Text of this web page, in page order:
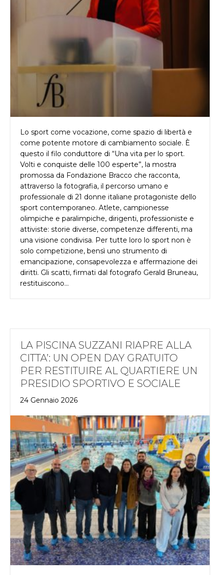
Lo sport come vocazione, come spazio di libertà e
come potente motore di cambiamento sociale. È
questo il filo conduttore di “Una vita per lo sport.
Volti e conquiste delle 100 esperte”, la mostra
promossa da Fondazione Bracco che racconta,
attraverso la fotografia, il percorso umano e
professionale di 21 donne italiane protagoniste dello
sport contemporaneo. Atlete, campionesse
olimpiche e paralimpiche, dirigenti, professioniste e
attiviste: storie diverse, competenze differenti, ma
una visione condivisa. Per tutte loro lo sport non è
solo competizione, bensì uno strumento di
emancipazione, consapevolezza e affermazione dei
diritti. Gli scatti, firmati dal fotografo Gerald Bruneau,
restituiscono…
LA PISCINA SUZZANI RIAPRE ALLA
CITTA’: UN OPEN DAY GRATUITO
PER RESTITUIRE AL QUARTIERE UN
PRESIDIO SPORTIVO E SOCIALE
24 Gennaio 2026